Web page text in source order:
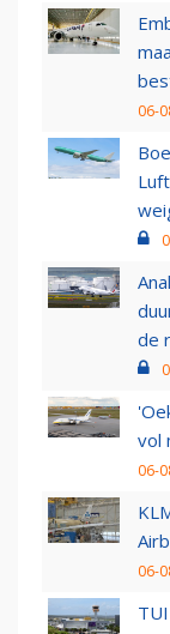
06-
de
vol
06-
06-